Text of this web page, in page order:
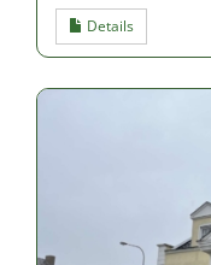
Details